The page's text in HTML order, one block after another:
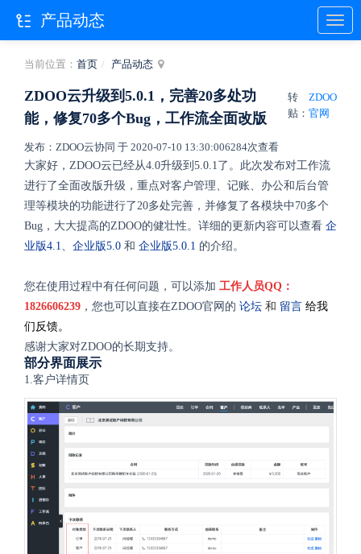
当前位置： 首页 产品动态
ZDOO云升级到5.0.1，完善20多处功
能，修复70多个Bug，工作流全面改版
转
贴：
ZDOO
官网
发布：ZDOO云协同 于 2020-07-10 13:30:006284次查看
大家好，ZDOO云已经从4.0升级到5.0.1了。此次发布对工作流
进行了全面改版升级，重点对客户管理、记账、办公和后台管
理等模块的功能进行了20多处完善，并修复了各模块中70多个
Bug，大大提高的ZDOO的健壮性。详细的更新内容可以查看 企
业版4.1、 企业版5.0 和 企业版5.0.1 的介绍。
您在使用过程中有任何问题，可以添加 工作人员QQ：
1826606239 ，您也可以直接在ZDOO官网的 论坛 和 留言 给我
们反馈。
感谢大家对ZDOO的长期支持。
部分界面展示
1.客户详情页
产品动态